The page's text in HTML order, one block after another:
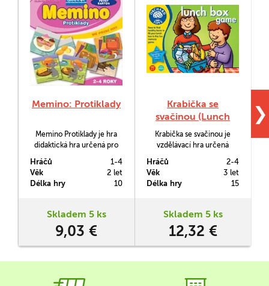
Memino: Protiklady
Memino Protiklady je hra
didaktická hra určená pro
od dvou let z nové série MÉ
PRVNÍ HRY od Grany. Hry
vynikají svou hratelností a
v tomto případě z pevnáho
Hráčů
1-4
Věk
2 let
Délka hry
10
Skladem 5 ks
9,03 €
Krabička se
svačinou (Lunch
Krabička se svačinou je
vzdělávací hra určená
hráčů je co nejrychleji do
své svačinové krabičky
nasbírat karty se zdravými
zaměřena na paměť a
pojmenovávání potravin.
Hráčů
2-4
Věk
3 let
Délka hry
15
Skladem 5 ks
12,32 €
❯